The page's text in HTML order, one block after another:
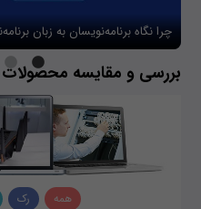
چرا نگاه برنامه‌نویسان به زبان
بررسی و مقایسه
همه رک